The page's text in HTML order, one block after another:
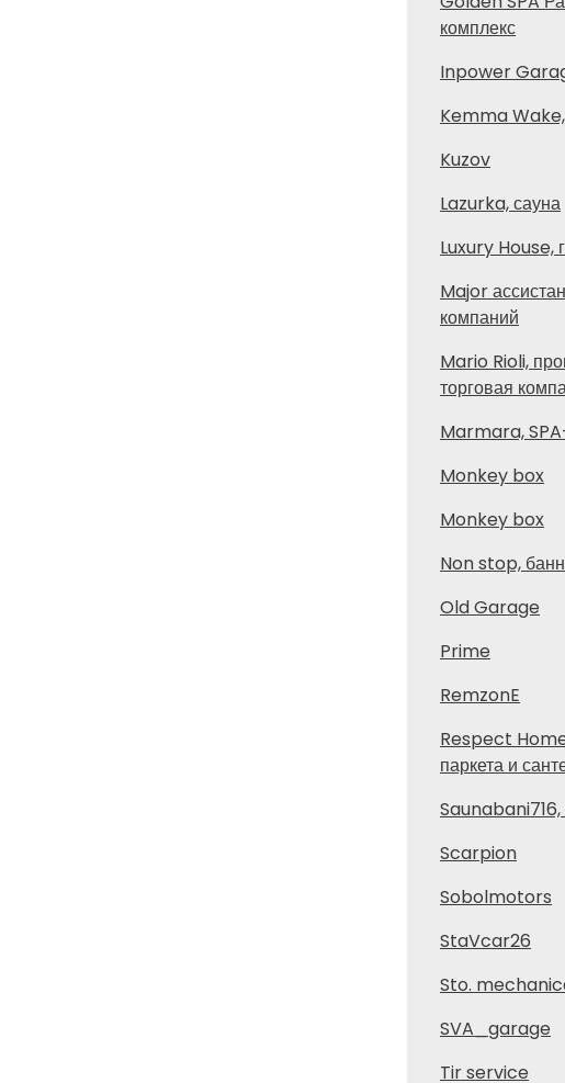
комплекс
Inpower
Kemma
Kuzov
Lazurka, сауна
Luxury House,
Major
компаний
Mario Rioli,
торговая
Marmara,
Monkey box
Monkey box
Non stop,
Old Garage
Prime
RemzonE
Respect
паркета и
Saunabani716,
Scarpion
Sobolmotors
StaVcar26
Sto.
SVA_garage
Tir service